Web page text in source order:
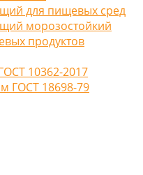
для пищевых сред
морозостойкий
продуктов
10362-2017
ГОСТ 18698-79